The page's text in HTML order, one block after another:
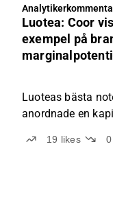
Luotea: Coor
exempel på
Luoteas bästa
anordnade en
19 likes